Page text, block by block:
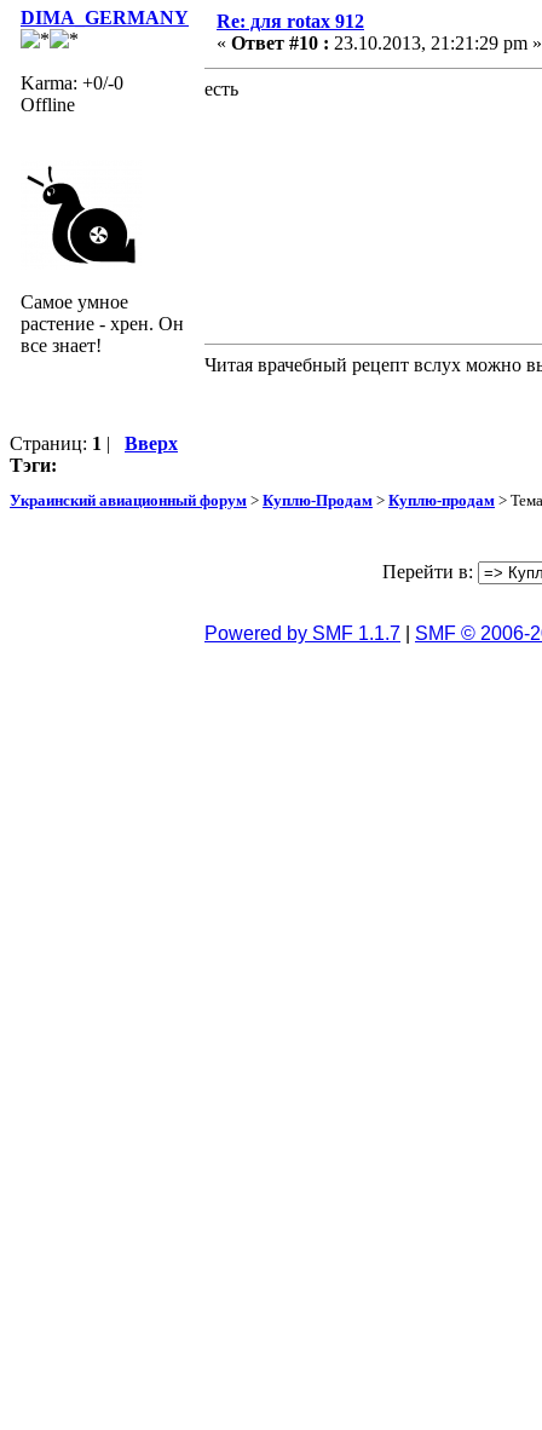
DIMA_GERMANY
Karma: +0/-0
Offline
Самое умное
растение - хрен. Он
все знает!
Re: для rotax 912
« Ответ #10 : 23.10.2013, 21:21:29 pm »
есть
Читая врачебный рецепт вслух можно
Страниц: 1 | Вверх
Тэги:
Украинский авиационный форум > Куплю-Продам > Куплю-продам >
Перейти в:
Powered by SMF 1.1.7 SMF © 2006-